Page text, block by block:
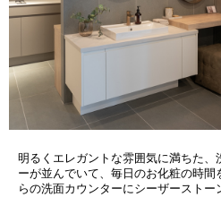
明るくエレガントな雰囲気に満ちた
ーが並んでいて、毎日のお化粧の時
らの洗面カウンターにシーザーストー